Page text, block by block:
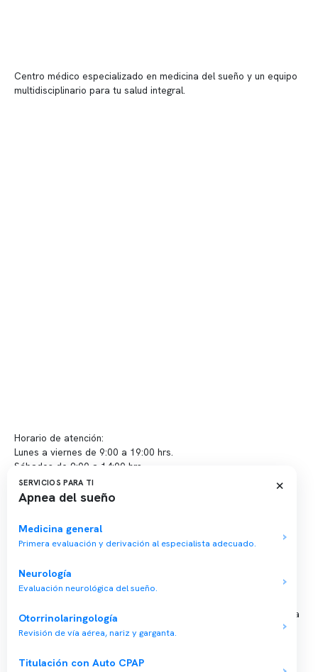
Centro médico especializado en medicina del sueño y un equipo
multidisciplinario para tu salud integral.
Horario de atención:
Lunes a viernes de 9:00 a 19:00 hrs.
Sábados de 9:00 a 14:00 hrs.
Sucursales
📍 Vitacura: Av. Kennedy 5488, Patio Inglés, piso -1, local 003
📍 Providencia: Av. Andrés Bello 2337, local 2
Reserva tu hora
Agenda tu consulta médica o examen del sueño de forma rápida
y segura.
SERVICIOS PARA TI
Apnea del sueño
×
Medicina general
Primera evaluación y derivación al especialista adecuado.
Neurología
Evaluación neurológica del sueño.
Otorrinolaringología
Revisión de vía aérea, nariz y garganta.
Titulación con Auto CPAP